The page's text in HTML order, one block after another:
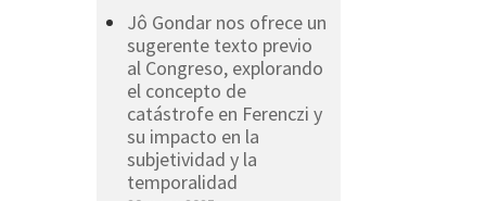
Jô Gondar nos ofrece un
sugerente texto previo
al Congreso, explorando
el concepto de
catástrofe en Ferenczi y
su impacto en la
subjetividad y la
temporalidad